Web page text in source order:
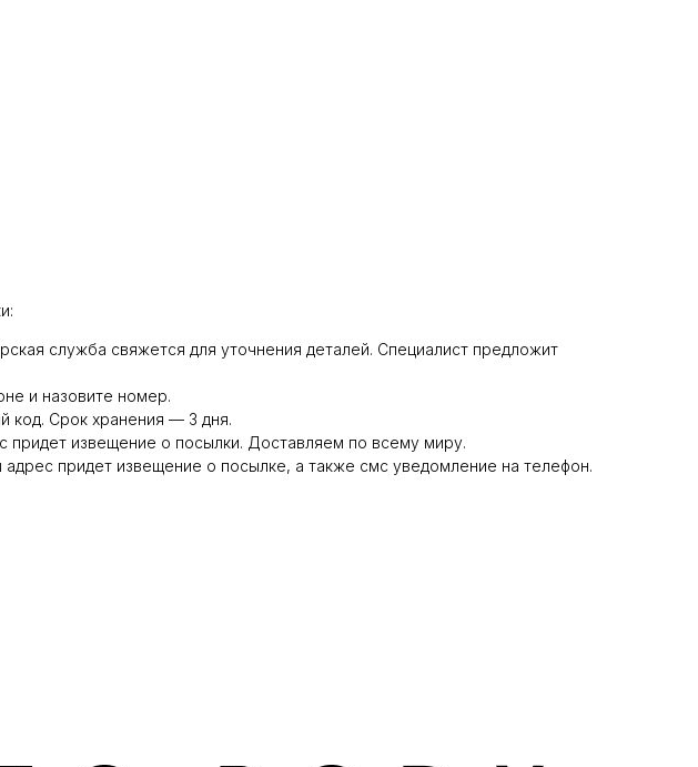
служба свяжется для уточнения деталей. Специалист предложит
и назовите номер.
код. Срок хранения — 3 дня.
придет извещение о посылки. Доставляем по всему миру.
придет извещение о посылке, а также смс уведомление на телефон.